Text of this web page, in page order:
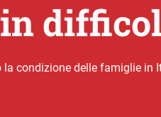
condizione delle famiglie in